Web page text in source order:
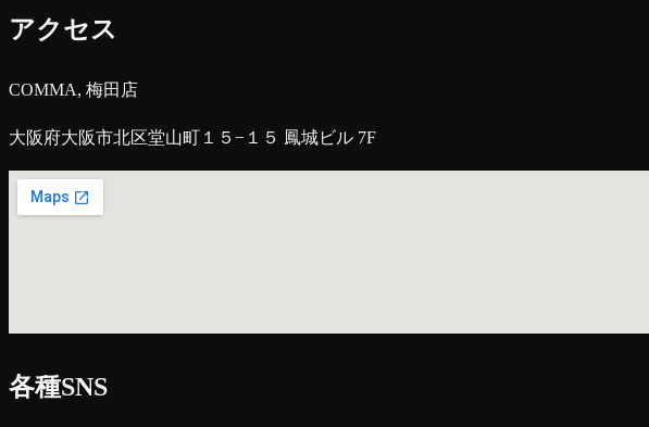
アクセス
COMMA, 梅田店
大阪府大阪市北区堂山町１５−１５ 鳳城ビル 7F
各種SNS